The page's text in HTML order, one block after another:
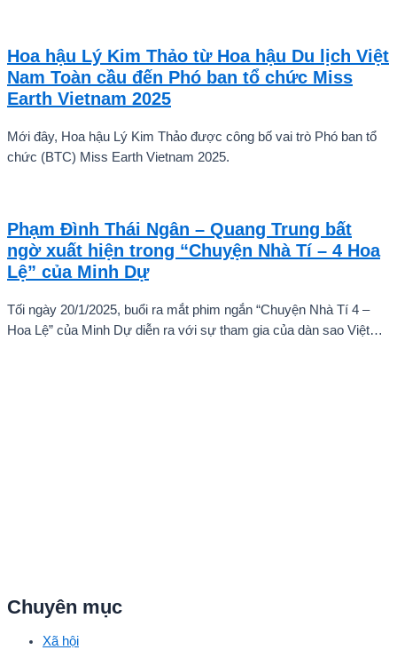
ấn tượng mạnh với giọng hát trữ tình sâu lắng, mang đậm hơi thở
quê hương.
Hoa hậu Lý Kim Thảo từ Hoa hậu Du lịch Việt
Nam Toàn cầu đến Phó ban tổ chức Miss
Earth Vietnam 2025
Mới đây, Hoa hậu Lý Kim Thảo được công bố vai trò Phó ban tổ
chức (BTC) Miss Earth Vietnam 2025.
Phạm Đình Thái Ngân – Quang Trung bất
ngờ xuất hiện trong “Chuyện Nhà Tí – 4 Hoa
Lệ” của Minh Dự
Tối ngày 20/1/2025, buổi ra mắt phim ngắn “Chuyện Nhà Tí 4 –
Hoa Lệ” của Minh Dự diễn ra với sự tham gia của dàn sao Việt
Chuyên mục
Xã hội